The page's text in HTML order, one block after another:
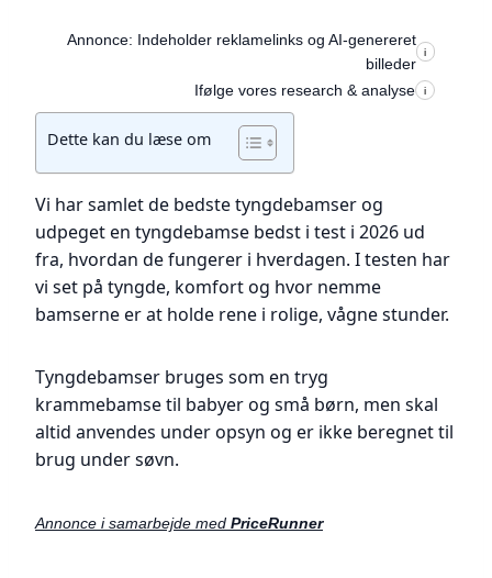
Annonce: Indeholder reklamelinks og AI-genereret
billeder
i
Ifølge vores research & analyse i
Dette kan du læse om
Vi har samlet de bedste tyngdebamser og
udpeget en tyngdebamse bedst i test i 2026 ud
fra, hvordan de fungerer i hverdagen. I testen har
vi set på tyngde, komfort og hvor nemme
bamserne er at holde rene i rolige, vågne stunder.
Tyngdebamser bruges som en tryg
krammebamse til babyer og små børn, men skal
altid anvendes under opsyn og er ikke beregnet til
brug under søvn.
Annonce i samarbejde med PriceRunner